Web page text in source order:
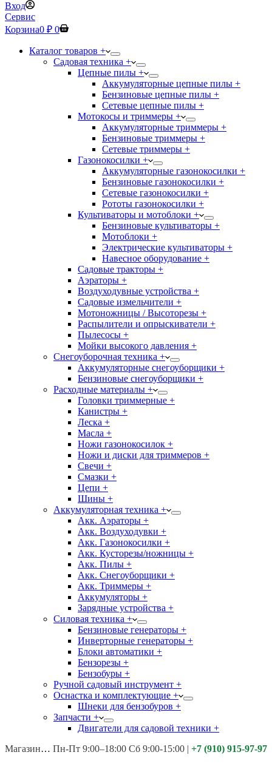
Вход
Сервис
Корзина0 ₽ 0
Каталог товаров +
Садовая техника +
Цепные пилы +
Аккумуляторные цепные пилы +
Бензиновые цепные пилы +
Сетевые цепные пилы +
Мотокосы и триммеры +
Аккумуляторные триммеры +
Бензиновые триммеры +
Сетевые триммеры +
Газонокосилки +
Аккумуляторные газонокосилки +
Бензиновые газонокосилки +
Сетевые газонокосилки +
Рототы газонокосилки +
Культиваторы и мотоблоки +
Бензиновые культиваторы +
Мотоблоки +
Электрические культиваторы +
Навесное оборудование +
Садовые тракторы +
Аэраторы +
Воздуходувные устройства +
Садовые измельчители +
Мотоножницы / Высоторезы +
Распылители и опрыскиватели +
Пылесосы +
Мойки высокого давления +
Снегоуборочная техника +
Аккумуляторные снегоуборщики +
Бензиновые снегоуборщики +
Расходные материалы +
Головки триммерные +
Канистры +
Леска +
Масла +
Ножи газонокосилок +
Ножи и диски для триммеров +
Свечи +
Смазки +
Цепи +
Шины +
Аккумуляторная техника +
Акк. Аэраторы +
Акк. Воздуходувки +
Акк. Газонокосилки +
Акк. Кусторезы/ножницы +
Акк. Пилы +
Акк. Снегоуборщики +
Акк. Триммеры +
Аккумуляторы +
Зарядные устройства +
Силовая техника +
Бензиновые генераторы +
Инверторные генераторы +
Блоки автоматики +
Бензорезы +
Бензобуры +
Ручной садовый инструмент +
Оснастка и комплектующие +
Шнеки для бензобуров +
Запчасти +
Двигатели для садовой техники +
Магазины: Калуга ул. Московская д.113
Пн-Пт 9:00–18:00 Сб 9:00-15:00 | +7 (910) 915-97-97